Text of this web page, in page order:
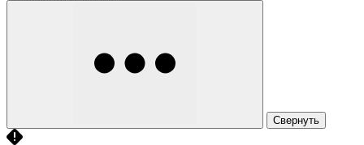
Свернуть